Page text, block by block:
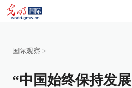
国际观察 >
“中国始终保持发